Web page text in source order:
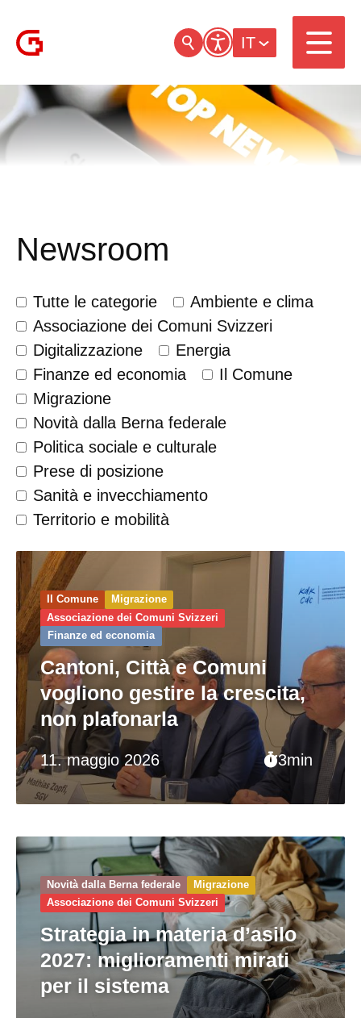
IT
Newsroom
Tutte le categorie
Ambiente e clima
Associazione dei Comuni Svizzeri
Digitalizzazione
Energia
Finanze ed economia
Il Comune
Migrazione
Novità dalla Berna federale
Politica sociale e culturale
Prese di posizione
Sanità e invecchiamento
Territorio e mobilità
11. maggio 2026 3min
Il Comune
Migrazione
Associazione dei Comuni Svizzeri
Finanze ed economia
Cantoni, Città e Comuni
vogliono gestire la crescita,
non plafonarla
Novità dalla Berna federale
Migrazione
Associazione dei Comuni Svizzeri
Strategia in materia d’asilo
2027: miglioramenti mirati
per il sistema